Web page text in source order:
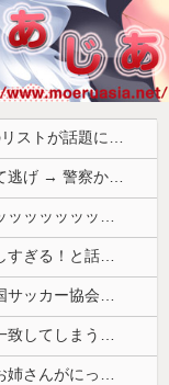
高市内閣の方針に反対した自民党議員9人のリストが話題に、「岩屋はどこへ行った？」との指摘もあるが……
岩手県宮古市議（共産）、赤旗配達中に当て逃げ → 警察から連絡が来て宮古署を訪れ事情聴取
【画像】北朝鮮のビアガール、エッッッッッッッッッッッッッッッッッ！
昭和を代表する女優の晩年があまりにも寂しすぎる！と話題に、自身の子供を餓死する寸前までネグレクトした挙句……
韓国人「英メディアや海外各社も一斉に韓国サッカー協会を巡る過去の不祥事を報道！」→「国際的な信用失墜の危機‥」
【悲報】ヤニねこで抜けるキャラ、74%が一致してしまうｗｗｗｗｗ
会社のカメラ部で「商品を手に持って水着お姉さんがにっこり」を撮影、だがお姉さんは素人アルバイトで親バレした結果……